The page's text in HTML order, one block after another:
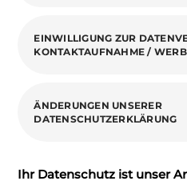
EINWILLIGUNG ZUR
KONTAKTAUFNAHME /
ÄNDERUNGEN UNSERER
DATENSCHUTZERKLÄRUNG
Ihr Datenschutz ist unser